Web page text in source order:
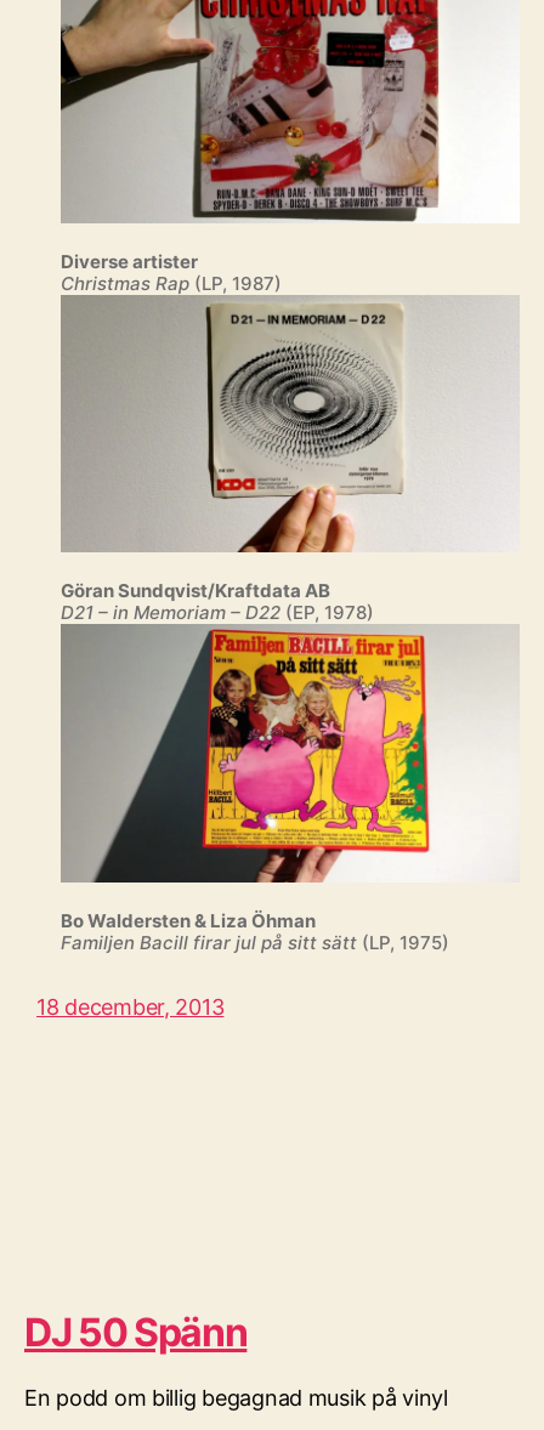
Diverse artister
Christmas Rap (LP, 1987)
Göran Sundqvist/Kraftdata AB
D21 – in Memoriam – D22 (EP, 1978)
Bo Waldersten & Liza Öhman
Familjen Bacill firar jul på sitt sätt (LP, 1975)
18 december, 2013
DJ 50 Spänn
En podd om billig begagnad musik på vinyl